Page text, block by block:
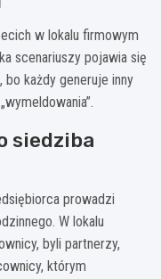
w lokalu firmowym
scenariuszy pojawia się
każdy generuje inny
siedziba
prowadzi
W lokalu
byli partnerzy,
którym